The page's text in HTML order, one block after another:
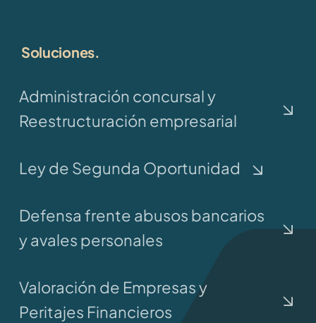
Soluciones.
Administración concursal y
Reestructuración empresarial
Ley de Segunda Oportunidad
Defensa frente abusos bancarios
y avales personales
Valoración de Empresas y
Peritajes Financieros